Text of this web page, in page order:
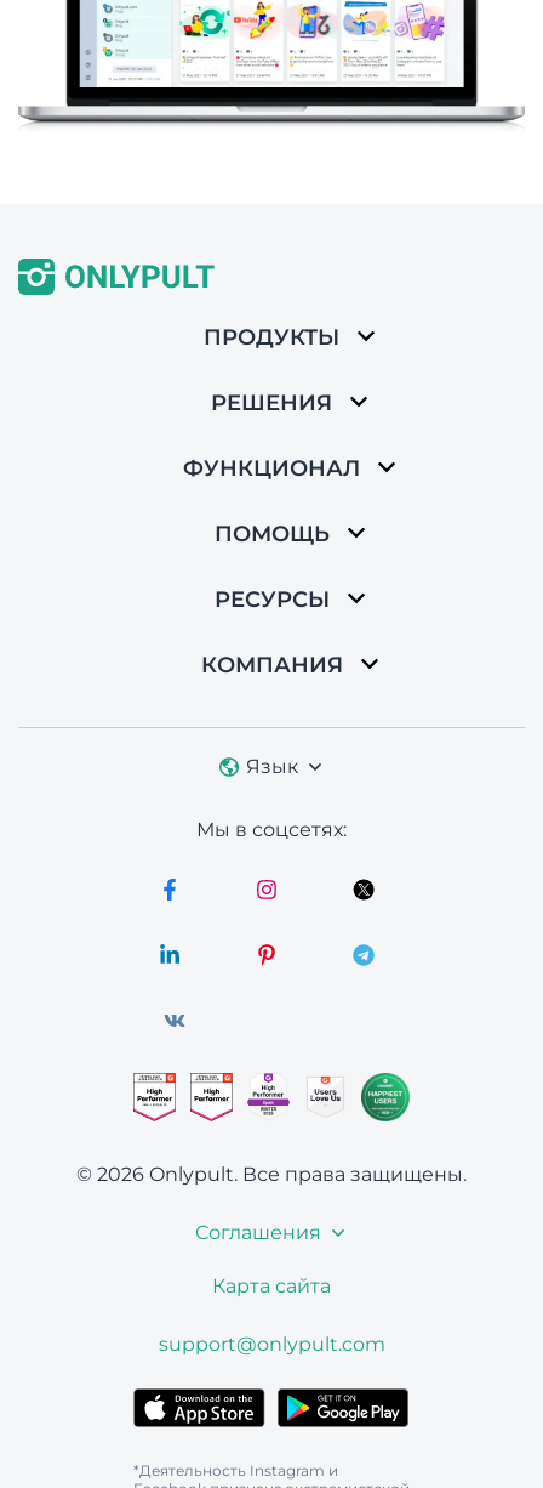
ПРОДУКТЫ
РЕШЕНИЯ
ФУНКЦИОНАЛ
ПОМОЩЬ
РЕСУРСЫ
КОМПАНИЯ
Язык
Мы в соцсетях:
© 2026 Onlypult. Все права защищены.
Соглашения
Карта сайта
support@onlypult.com
*Деятельность Instagram и